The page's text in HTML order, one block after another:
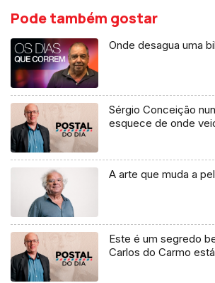
Pode também gostar
Onde desagua uma
Sérgio Conceição
esquece de onde
A arte que muda a
Este é um segredo
Carlos do Carmo